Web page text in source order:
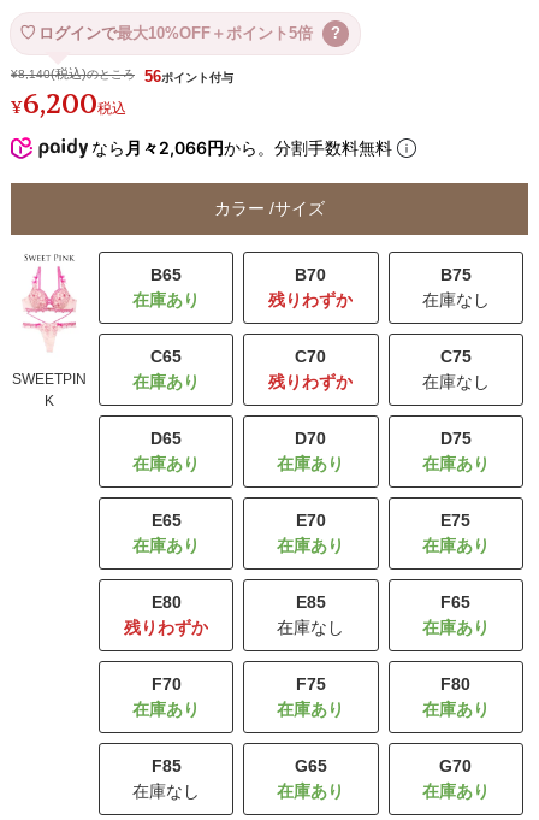
ログインで最大10%OFF＋ポイント5倍 ?
¥8,140 のところ
¥6,200税込
56
なら 月々2,066円から。分割手数料無料
カラー サイズ
SWEETPIN
K
B65
B70
残りわずか
B75
在庫なし
C65
C70
残りわずか
C75
在庫なし
D65 D70 D75
E65 E70 E75
E80
残りわずか
E85
在庫なし
F65
F70 F75 F80
F85
在庫なし
G65 G70